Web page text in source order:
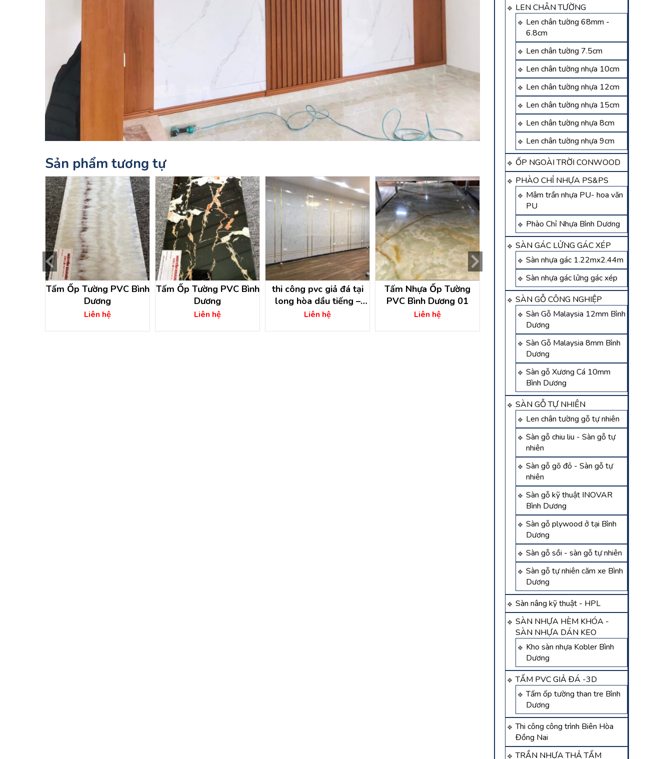
LEN CHÂN TƯỜNG
Len chân tường 68mm -
6.8cm
Len chân tường 7.5cm
Len chân tường nhựa 10cm
Len chân tường nhựa 12cm
Len chân tường nhựa 15cm
Len chân tường nhựa 8cm
Len chân tường nhựa 9cm
ỐP NGOÀI TRỜI CONWOOD
PHÀO CHỈ NHỰA PS&PS
Mâm trần nhựa PU- hoa văn
PU
Phào Chỉ Nhựa Bình Dương
SÀN GÁC LỬNG GÁC XÉP
Sàn nhựa gác 1.22mx2.44m
Sàn nhựa gác lửng gác xép
SÀN GỖ CÔNG NGHIỆP
Sàn Gỗ Malaysia 12mm Bình
Dương
Sàn Gỗ Malaysia 8mm Bình
Dương
Sàn gỗ Xương Cá 10mm
Bình Dương
SÀN GỖ TỰ NHIÊN
Len chân tường gỗ tự nhiên
Sàn gỗ chiu liu - Sàn gỗ tự
nhiên
Sàn gỗ gõ đỏ - Sàn gỗ tự
nhiên
Sàn gỗ kỹ thuật INOVAR
Bình Dương
Sàn gỗ plywood ở tại Bình
Dương
Sàn gỗ sồi - sàn gỗ tự nhiên
Sàn gỗ tự nhiên căm xe Bình
Dương
Sàn nâng kỹ thuật - HPL
SÀN NHỰA HÈM KHÓA -
SÀN NHỰA DÁN KEO
Kho sàn nhựa Kobler Bình
Dương
TẤM PVC GIẢ ĐÁ -3D
Tấm ốp tường than tre Bình
Dương
Thi công công trình Biên Hòa
Đồng Nai
TRẦN NHỰA THẢ TẤM
Sản phẩm tương tự
Tấm Ốp Tường PVC Bình
Dương
Liên hệ
Tấm Ốp Tường PVC Bình
Dương
Liên hệ
thi công pvc giả đá tại
long hòa dầu tiếng –
bình dương
Liên hệ
Tấm Nhựa Ốp Tường
PVC Bình Dương 01
Liên hệ
Tấm Nhựa PVC Bình
Dương 04
Liên hệ
Tấm Ốp Tường